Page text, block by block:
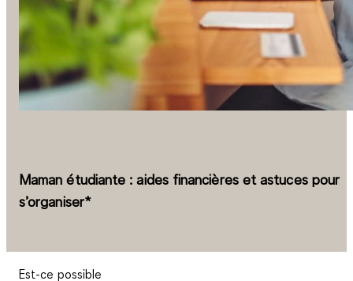
Maman étudiante : aides financières et astuces pour
s’organiser*
Est-ce possible